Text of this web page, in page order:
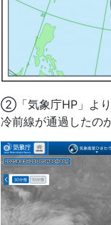
②「気象庁HP」よ
冷前線が通過したの